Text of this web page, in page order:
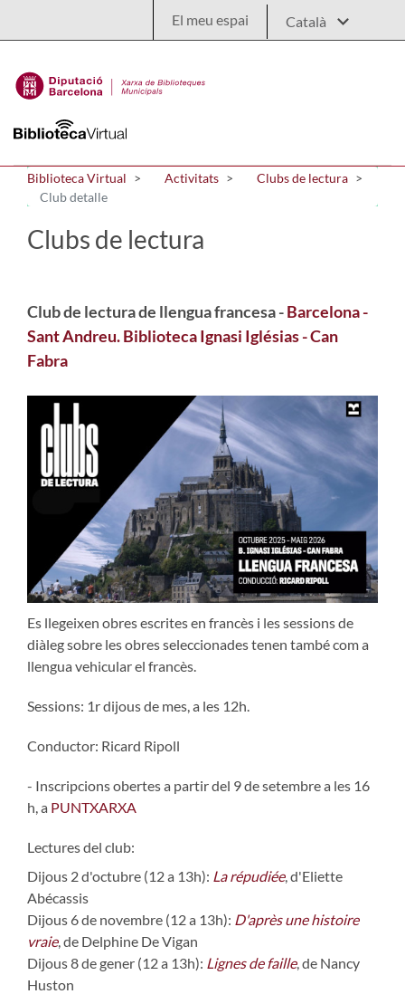
El meu espai
Biblioteca Virtual Activitats
Clubs de lectura
Club detalle
Clubs de lectura
Club de lectura de llengua francesa -Barcelona -
Sant Andreu. Biblioteca Ignasi Iglésias - Can
Fabra
Es llegeixen obres escrites en francès i les sessions de
diàleg sobre les obres seleccionades tenen també com a
llengua vehicular el francès.
Sessions: 1r dijous de mes, a les 12h.
Conductor: Ricard Ripoll
- Inscripcions obertes a partir del 9 de setembre a les 16
h, a PUNTXARXA
Lectures del club:
Dijous 2 d'octubre (12 a 13h): La répudiée, d'Eliette
Abécassis
Dijous 6 de novembre (12 a 13h): D'après une histoire
vraie, de Delphine De Vigan
Dijous 8 de gener (12 a 13h): Lignes de faille, de Nancy
Huston